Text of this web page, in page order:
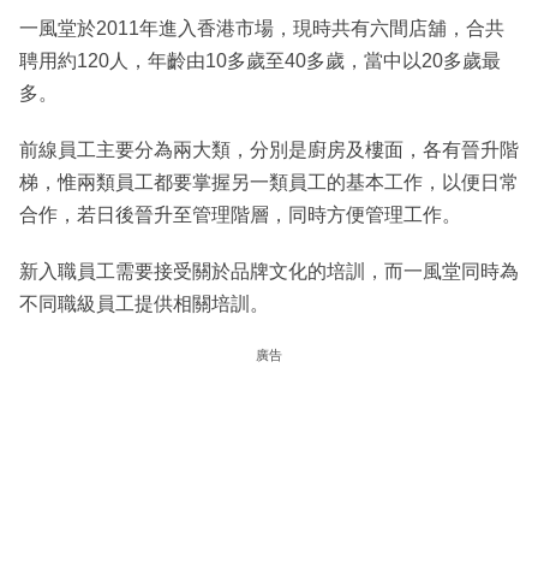
一風堂於2011年進入香港市場，現時共有六間店舖，合共
聘用約120人，年齡由10多歲至40多歲，當中以20多歲最
多。
前線員工主要分為兩大類，分別是廚房及樓面，各有晉升階
梯，惟兩類員工都要掌握另一類員工的基本工作，以便日常
合作，若日後晉升至管理階層，同時方便管理工作。
新入職員工需要接受關於品牌文化的培訓，而一風堂同時為
不同職級員工提供相關培訓。
廣告